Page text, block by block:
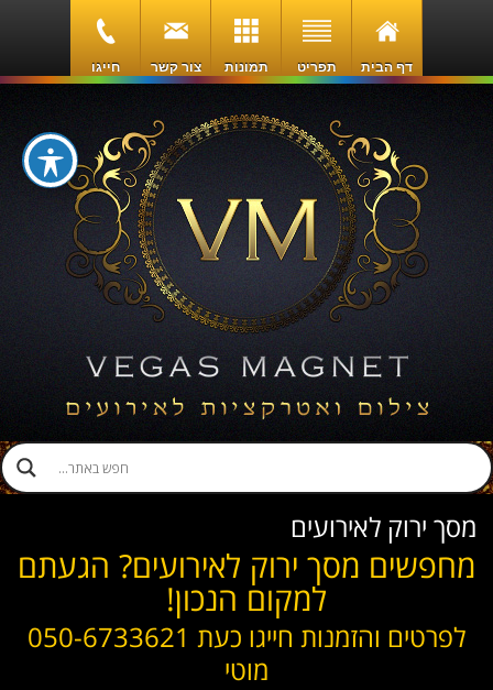
דף הבית תפריט תמונות צור קשר חייגו
מסך ירוק לאירועים
מחפשים מסך ירוק לאירועים? הגעתם
למקום הנכון!
לפרטים והזמנות חייגו כעת 050-6733621
מוטי